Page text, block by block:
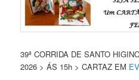
39ª CORRIDA DE SANTO
2026 > ÁS 15h > CARTAZ EM